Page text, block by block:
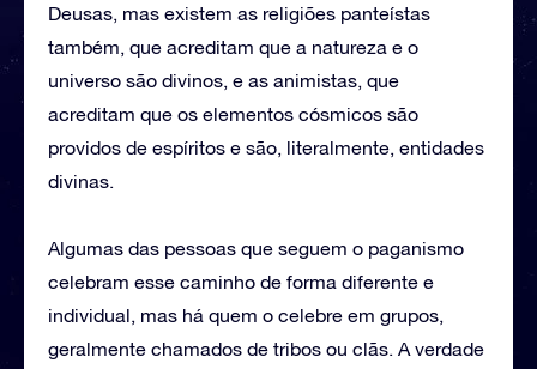
Deusas, mas existem as religiões panteístas
também, que acreditam que a natureza e o
universo são divinos, e as animistas, que
acreditam que os elementos cósmicos são
providos de espíritos e são, literalmente, entidades
divinas.
Algumas das pessoas que seguem o paganismo
celebram esse caminho de forma diferente e
individual, mas há quem o celebre em grupos,
geralmente chamados de tribos ou clãs. A verdade